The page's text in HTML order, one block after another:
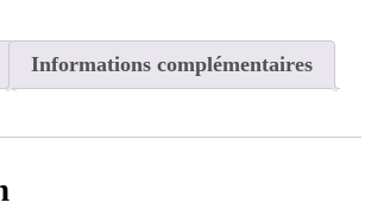
Informations complémentaires